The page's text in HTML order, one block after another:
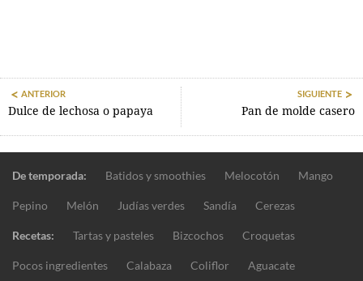
ANTERIOR
Dulce de lechosa o papaya
SIGUIENTE
Pan de molde casero
De temporada: Batidos y smoothies Melocotón Mango
Pepino Melón Judías verdes Sandía Cerezas
Recetas: Tartas y pasteles Bizcochos Croquetas
Pocos ingredientes Calabaza Coliflor Aguacate